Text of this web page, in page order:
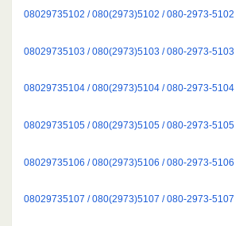
08029735102 / 080(2973)5102 / 080-2973-5102
08029735103 / 080(2973)5103 / 080-2973-5103
08029735104 / 080(2973)5104 / 080-2973-5104
08029735105 / 080(2973)5105 / 080-2973-5105
08029735106 / 080(2973)5106 / 080-2973-5106
08029735107 / 080(2973)5107 / 080-2973-5107